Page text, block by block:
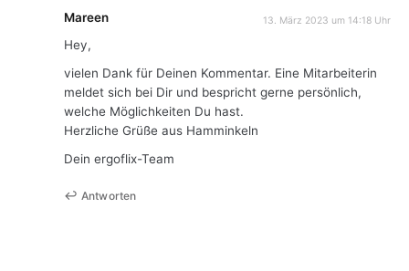
Mareen 13. März 2023 um 14:18 Uhr
Hey,
vielen Dank für Deinen Kommentar. Eine Mitarbeiterin
meldet sich bei Dir und bespricht gerne persönlich,
welche Möglichkeiten Du hast.
Herzliche Grüße aus Hamminkeln
Dein ergoflix-Team
Antworten